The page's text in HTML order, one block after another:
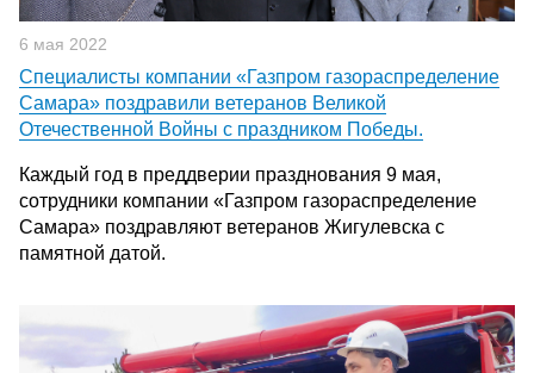
6 мая 2022
Специалисты компании «Газпром газораспределение
Самара» поздравили ветеранов Великой
Отечественной Войны с праздником Победы.
Каждый год в преддверии празднования 9 мая,
сотрудники компании «Газпром газораспределение
Самара» поздравляют ветеранов Жигулевска с
памятной датой.